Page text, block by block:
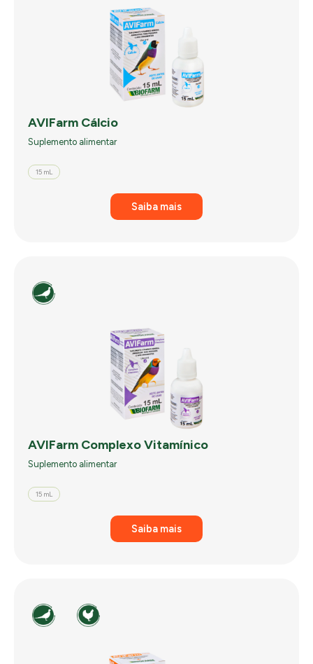
AVIFarm Cálcio
Suplemento alimentar
15 mL
Saiba mais
AVIFarm Complexo Vitamínico
Suplemento alimentar
15 mL
Saiba mais